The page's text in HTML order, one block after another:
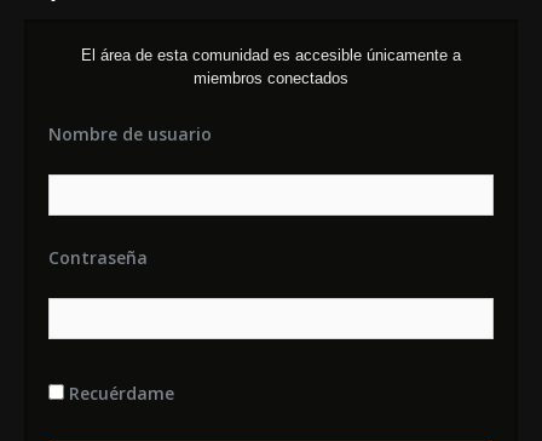
El área de esta comunidad es accesible únicamente a
miembros conectados
Nombre de usuario
Contraseña
Recuérdame